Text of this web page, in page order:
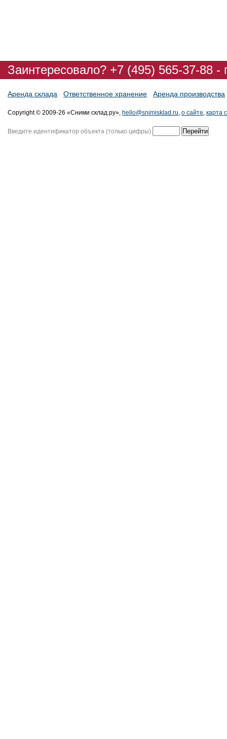
Заинтересовало? +7 (495) 565-37-88
Аренда склада Ответственное хранение Аренда производства
Copyright © 2009-26 «Сними склад.ру», hello@snimisklad.ru, о сайте, карта
Введите идентификатор объекта (только цифры)